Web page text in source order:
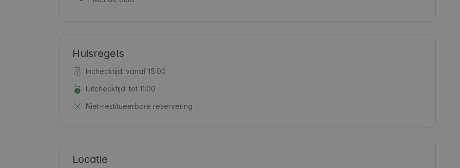
Huisregels
Inchecktijd: vanaf 15:00
Uitchecktijd: tot 11:00
Niet-restitueerbare reservering
Locatie